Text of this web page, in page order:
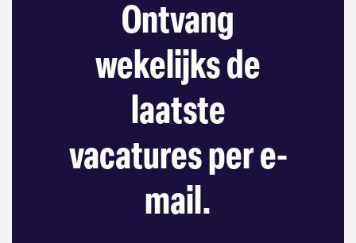
Ontvang
wekelijks de
laatste
vacatures per e-
mail.